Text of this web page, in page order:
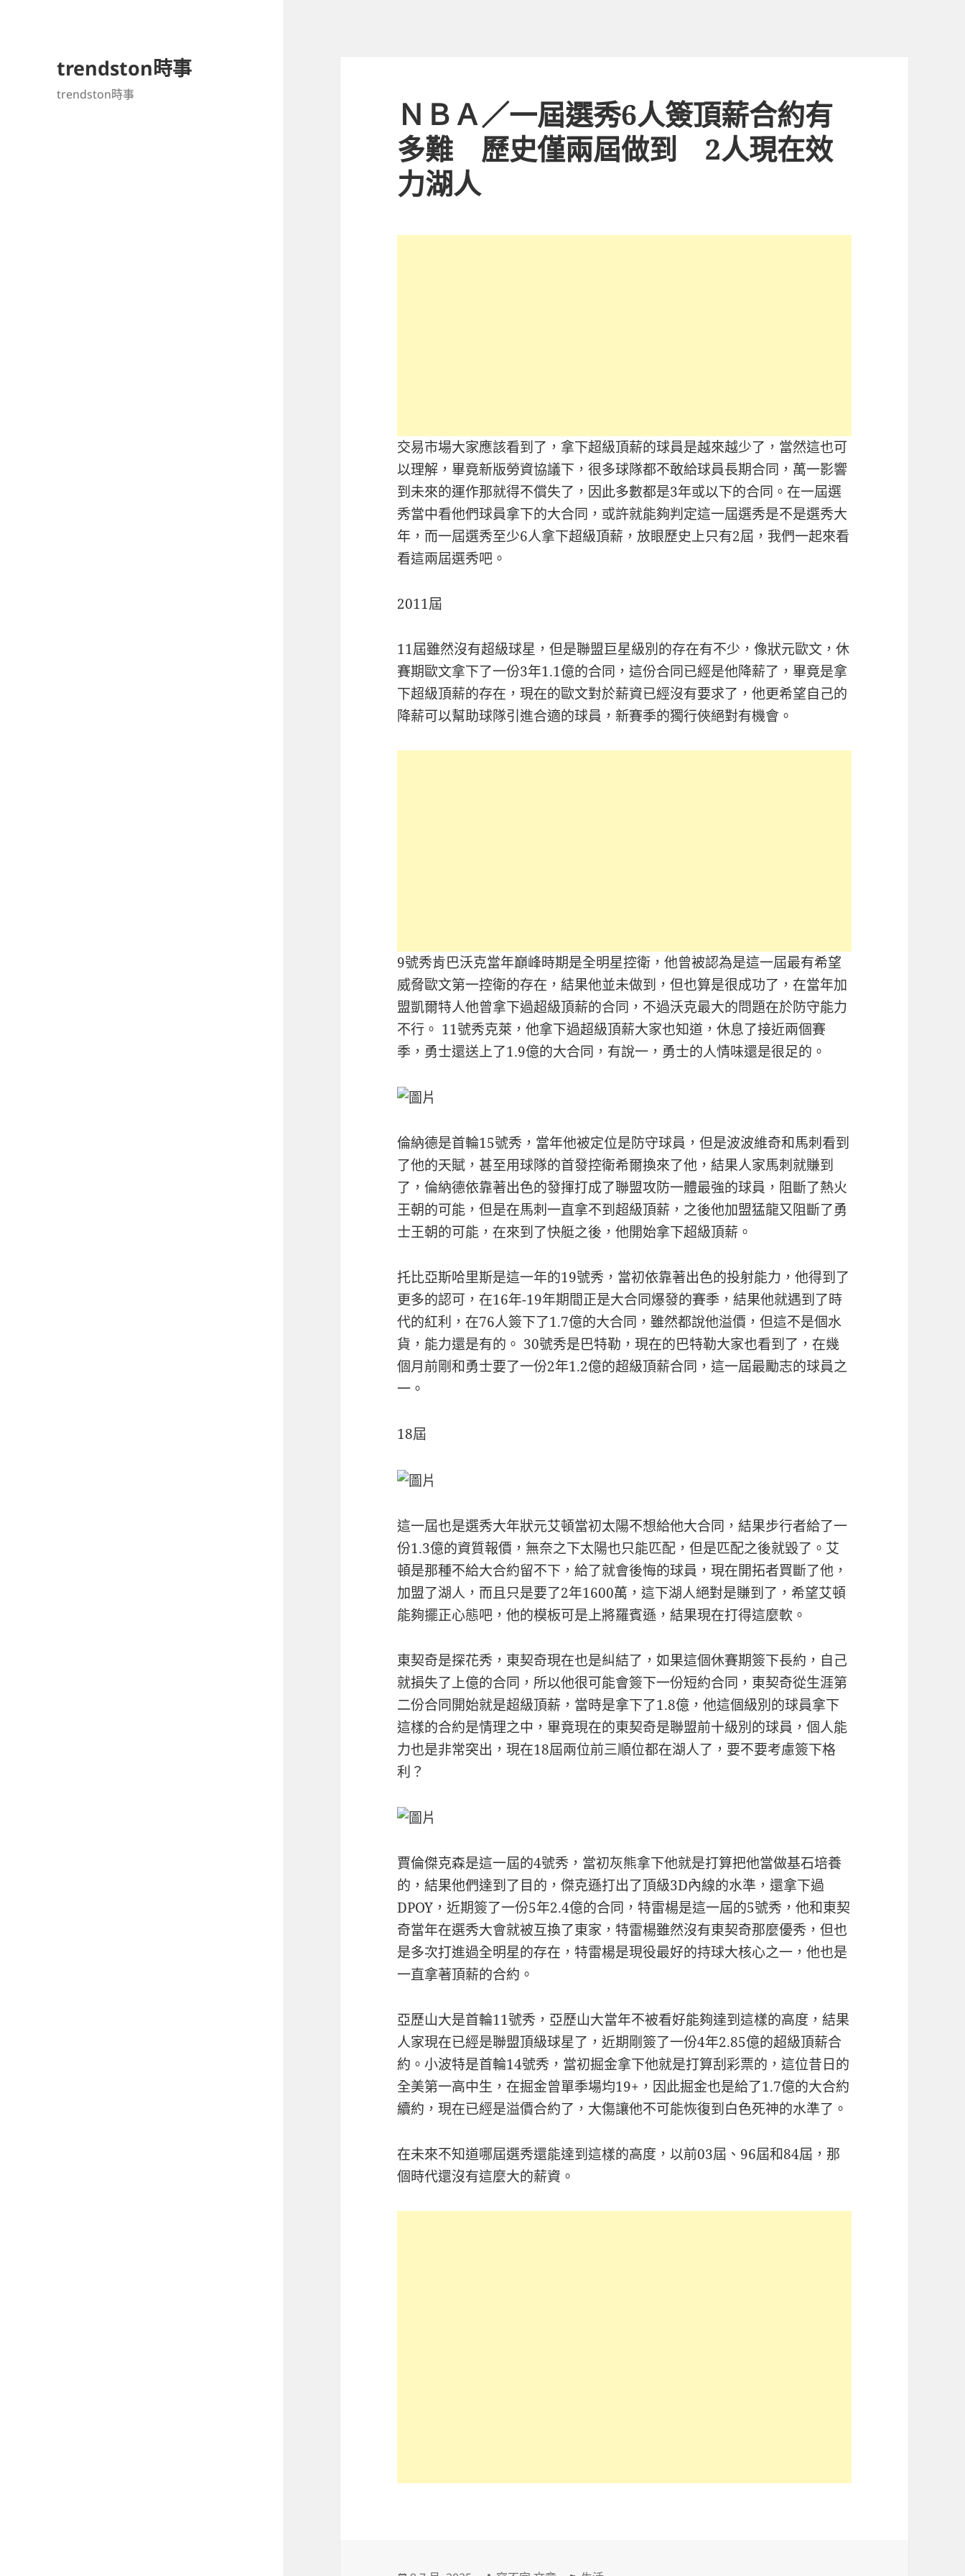
trendston時事
trendston時事
ＮＢＡ／一屆選秀6人簽頂薪合約有
多難 歷史僅兩屆做到 2人現在效
力湖人
交易市場大家應該看到了，拿下超級頂薪的球員是越來越少了，當然這也可
以理解，畢竟新版勞資協議下，很多球隊都不敢給球員長期合同，萬一影響
到未來的運作那就得不償失了，因此多數都是3年或以下的合同。在一屆選
秀當中看他們球員拿下的大合同，或許就能夠判定這一屆選秀是不是選秀大
年，而一屆選秀至少6人拿下超級頂薪，放眼歷史上只有2屆，我們一起來看
看這兩屆選秀吧。
2011屆
11屆雖然沒有超級球星，但是聯盟巨星級別的存在有不少，像狀元歐文，休
賽期歐文拿下了一份3年1.1億的合同，這份合同已經是他降薪了，畢竟是拿
下超級頂薪的存在，現在的歐文對於薪資已經沒有要求了，他更希望自己的
降薪可以幫助球隊引進合適的球員，新賽季的獨行俠絕對有機會。
9號秀肯巴沃克當年巔峰時期是全明星控衛，他曾被認為是這一屆最有希望
威脅歐文第一控衛的存在，結果他並未做到，但也算是很成功了，在當年加
盟凱爾特人他曾拿下過超級頂薪的合同，不過沃克最大的問題在於防守能力
不行。 11號秀克萊，他拿下過超級頂薪大家也知道，休息了接近兩個賽
季，勇士還送上了1.9億的大合同，有說一，勇士的人情味還是很足的。
倫納德是首輪15號秀，當年他被定位是防守球員，但是波波維奇和馬刺看到
了他的天賦，甚至用球隊的首發控衛希爾換來了他，結果人家馬刺就賺到
了，倫納德依靠著出色的發揮打成了聯盟攻防一體最強的球員，阻斷了熱火
王朝的可能，但是在馬刺一直拿不到超級頂薪，之後他加盟猛龍又阻斷了勇
士王朝的可能，在來到了快艇之後，他開始拿下超級頂薪。
托比亞斯哈里斯是這一年的19號秀，當初依靠著出色的投射能力，他得到了
更多的認可，在16年-19年期間正是大合同爆發的賽季，結果他就遇到了時
代的紅利，在76人簽下了1.7億的大合同，雖然都說​​他溢價，但這不是個水
貨，能力還是有的。 30號秀是巴特勒，現在的巴特勒大家也看到了，在幾
個月前剛和勇士要了一份2年1.2億的超級頂薪合同，這一屆最勵志的球員之
一。
18屆
這一屆也是選秀大年狀元艾頓當初太陽不想給他大合同，結果步行者給了一
份1.3億的資質報價，無奈之下太陽也只能匹配，但是匹配之後就毀了。艾
頓是那種不給大合約留不下，給了就會後悔的球員，現在開拓者買斷了他，
加盟了湖人，而且只是要了2年1600萬，這下湖人絕對是賺到了，希望艾頓
能夠擺正心態吧，他的模板可是上將羅賓遜，結果現在打得這麼軟。
東契奇是探花秀，東契奇現在也是糾結了，如果這個休賽期簽下長約，自己
就損失了上億的合同，所以他很可能會簽下一份短約合同，東契奇從生涯第
二份合同開始就是超級頂薪，當時是拿下了1.8億，他這個級別的球員拿下
這樣的合約是情理之中，畢竟現在的東契奇是聯盟前十級別的球員，個人能
力也是非常突出，現在18屆兩位前三順位都在湖人了，要不要考慮簽下格
利？
賈倫傑克森是這一屆的4號秀，當初灰熊拿下他就是打算把他當做基石培養
的，結果他們達到了目的，傑克遜打出了頂級3D內線的水準，還拿下過
DPOY，近期簽了一份5年2.4億的合同，特雷楊是這一屆的5號秀，他和東契
奇當年在選秀大會就被互換了東家，特雷楊雖然沒有東契奇那麼優秀，但也
是多次打進過全明星的存在，特雷楊是現役最好的持球大核心之一，他也是
一直拿著頂薪的合約。
亞歷山大是首輪11號秀，亞歷山大當年不被看好能夠達到這樣的高度，結果
人家現在已經是聯盟頂級球星了，近期剛簽了一份4年2.85億的超級頂薪合
約。小波特是首輪14號秀，當初掘金拿下他就是打算刮彩票的，這位昔日的
全美第一高中生，在掘金曾單季場均19+，因此掘金也是給了1.7億的大合約
續約，現在已經是溢價合約了，大傷讓他不可能恢復到白色死神的水準了。
在未來不知道哪屆選秀還能達到這樣的高度，以前03屆、96屆和84屆，那
個時代還沒有這麼大的薪資。